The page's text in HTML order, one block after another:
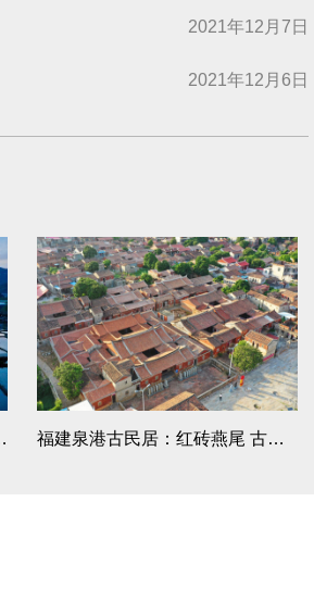
2021年12月7日
2021年12月6日
鱼佳话 福建泉港古民居：红砖燕尾 古韵悠长